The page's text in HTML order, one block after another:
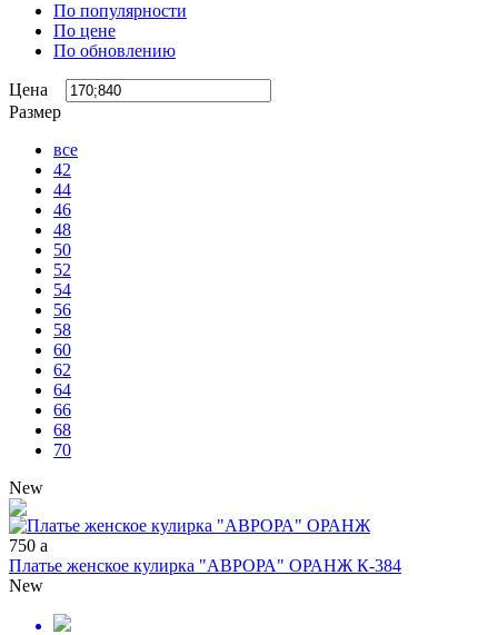
По популярности
По цене
По обновлению
Цена
Размер
все
42
44
46
48
50
52
54
56
58
60
62
64
66
68
70
New
750 a
Платье женское кулирка "АВРОРА" ОРАНЖ К-384
New